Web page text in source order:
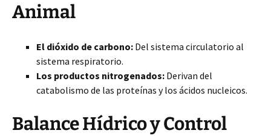
Animal
El dióxido de carbono: Del sistema circulatorio al
sistema respiratorio.
Los productos nitrogenados: Derivan del
catabolismo de las proteínas y los ácidos nucleicos.
Balance Hídrico y Control